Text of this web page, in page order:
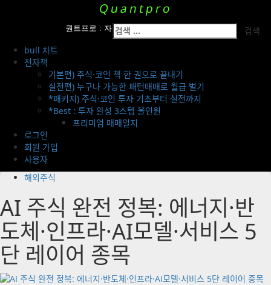
Quantpro
퀀트프로 : 자산운용팀의 투자 전략 공개
bull 차트
전자책
기본편) 주식·코인 책 한 권으로 끝내기
실전편) 누구나 가능한 패턴매매로 월급 벌기
*패키지) 주식·코인 투자 기초부터 실전까지
*Best : 투자 완성 3스텝 올인원
프리미엄 매매일지
로그인
회원 가입
사용자
검
색:
해외주식
AI 주식 완전 정복: 에너지·반
도체·인프라·AI모델·서비스 5
단 레이어 종목